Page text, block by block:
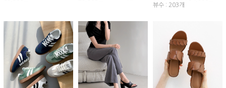
뷰수 : 203개